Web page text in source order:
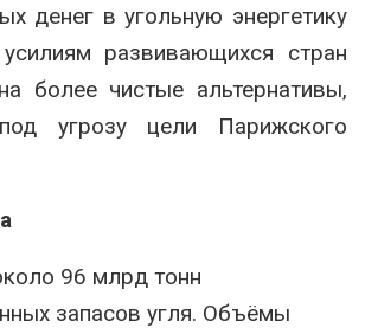
денег в угольную энергетику
усилиям развивающихся стран
более чистые альтернативы,
угрозу цели Парижского
96 млрд тонн
запасов угля. Объёмы